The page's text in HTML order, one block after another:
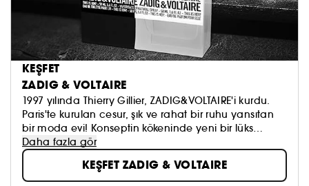
KEŞFET
ZADIG & VOLTAIRE
1997 yılında Thierry Gillier, ZADIG&VOLTAIRE'i kurdu.
Paris'te kurulan cesur, şık ve rahat bir ruhu yansıtan
bir moda evi! Konseptin kökeninde yeni bir lüks
yorumu mevcut: The "Easy Luxury"...
Daha fazla gör
KEŞFET ZADIG & VOLTAIRE